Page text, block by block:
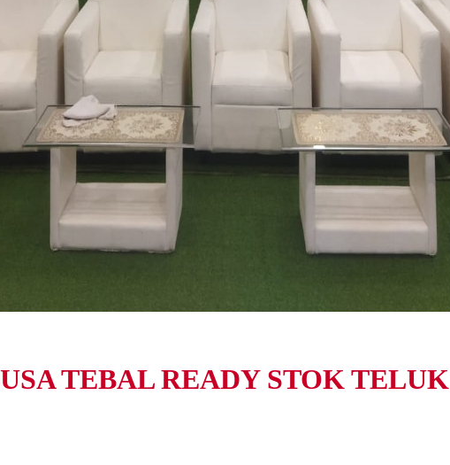
TEBAL READY STOK TELUK